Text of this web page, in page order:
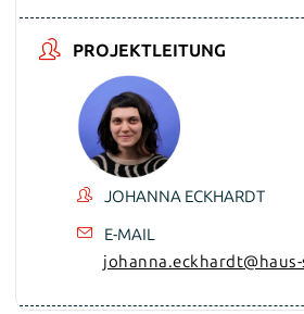
PROJEKTLEITUNG
JOHANNA ECKHARDT
E-MAIL